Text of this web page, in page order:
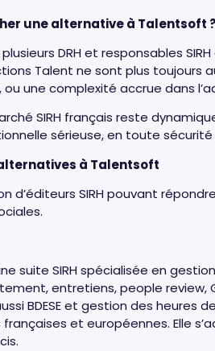
une alternative à Talentsoft ?
DRH et responsables
Talent ne sont plus
ou une complexité accrue dans
SIRH français reste
sérieuse, en toute
à Talentsoft
d’éditeurs SIRH pouvant
suite SIRH spécialisée en
entretiens, people review,
BDESE et gestion des
et européennes. Elle